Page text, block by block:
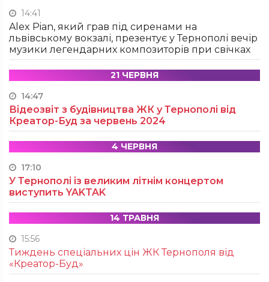
14:41
Alex Pian, який грав під сиренами на
львівському вокзалі, презентує у Тернополі вечір
музики легендарних композиторів при свічках
21 ЧЕРВНЯ
14:47
Відеозвіт з будівництва ЖК у Тернополі від
Креатор-Буд за червень 2024
4 ЧЕРВНЯ
17:10
У Тернополі із великим літнім концертом
виступить YAKTAK
14 ТРАВНЯ
15:56
Тиждень спеціальних цін ЖК Тернополя від
«Креатор-Буд»